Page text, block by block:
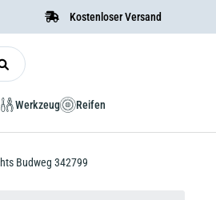
Kostenloser Versand
Werkzeug Reifen
Budweg 342799